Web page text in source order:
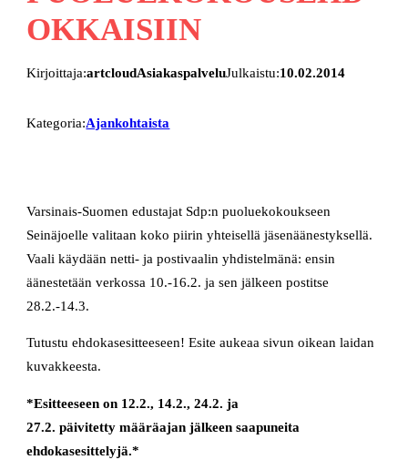
OKKAISIIN
Kirjoittaja:artcloudAsiakaspalveluJulkaistu:10.02.2014
Kategoria:Ajankohtaista
Varsinais-Suomen edustajat Sdp:n puoluekokoukseen
Seinäjoelle valitaan koko piirin yhteisellä jäsenäänestyksellä.
Vaali käydään netti- ja postivaalin yhdistelmänä: ensin
äänestetään verkossa 10.-16.2. ja sen jälkeen postitse
28.2.-14.3.
Tutustu ehdokasesitteeseen! Esite aukeaa sivun oikean laidan
kuvakkeesta.
*Esitteeseen on 12.2., 14.2., 24.2. ja
27.2. päivitetty määräajan jälkeen saapuneita
ehdokasesittelyjä.*